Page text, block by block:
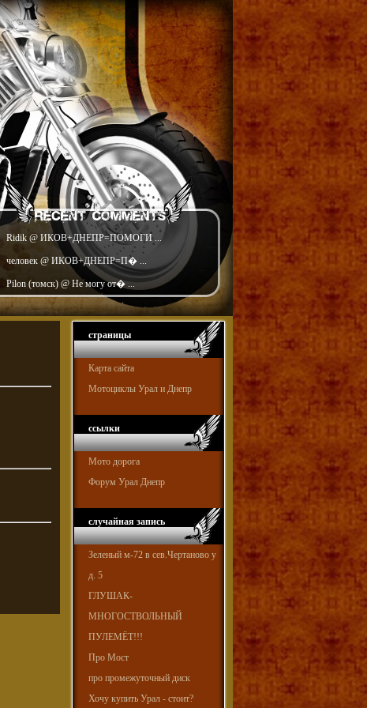
Ridik @ ИКОВ+ДНЕПР=ПОМОГИ ...
человек @ ИКОВ+ДНЕПР=П� ...
Pilon (томск) @ Не могу от� ...
страницы
Карта сайта
Мотоциклы Урал и Днепр
ссылки
Мото дорога
Форум Урал Днепр
случайная запись
Зеленый м-72 в сев.Чертаново у
д. 5
ГЛУШАК-
МНОГОСТВОЛЬНЫЙ
ПУЛЕМЁТ!!!
Про Мост
про промежуточный диск
Хочу купить Урал - стоит?